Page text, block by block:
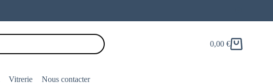
Panier
0,00 €
Vitrerie Nous contacter